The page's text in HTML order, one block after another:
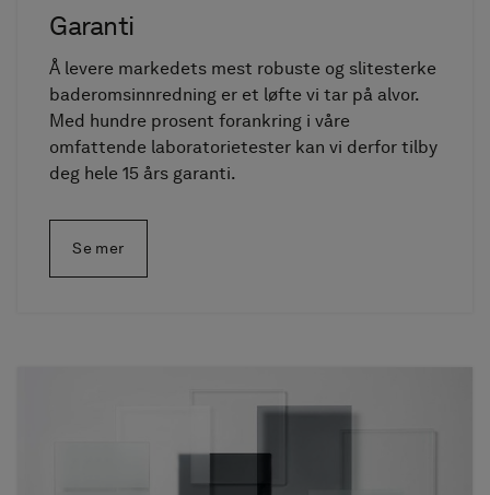
Garanti
Å levere markedets mest robuste og slitesterke
baderomsinnredning er et løfte vi tar på alvor.
Med hundre prosent forankring i våre
omfattende laboratorietester kan vi derfor tilby
deg hele 15 års garanti.
Se mer